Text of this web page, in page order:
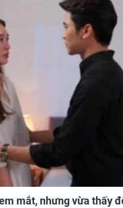
mắt, nhưng vừa thấy